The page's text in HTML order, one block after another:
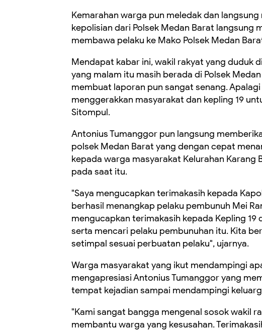
Kemarahan warga pun meledak dan
kepolisian dari Polsek Medan Barat langsung
membawa pelaku ke Mako Polsek Medan
Mendapat kabar ini, wakil rakyat yang duduk
yang malam itu masih berada di Polsek
membuat laporan pun sangat senang.
menggerakkan masyarakat dan kepling 19
Sitompul.
Antonius Tumanggor pun langsung
polsek Medan Barat yang dengan cepat
kepada warga masyarakat Kelurahan
pada saat itu.
"Saya mengucapkan terimakasih kepada
berhasil menangkap pelaku pembunuh Mei
mengucapkan terimakasih kepada Kepling
serta mencari pelaku pembunuhan itu. Kita
setimpal sesuai perbuatan pelaku", ujarnya.
Warga masyarakat yang ikut mendampingi
mengapresiasi Antonius Tumanggor yang
tempat kejadian sampai mendampingi
"Kami sangat bangga mengenal sosok wakil
membantu warga yang kesusahan.